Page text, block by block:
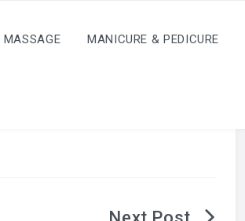
MASSAGE MANICURE & PEDICURE